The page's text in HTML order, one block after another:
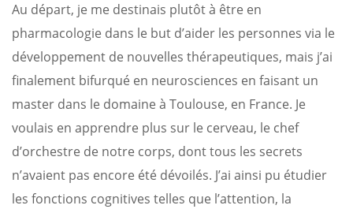
Au départ, je me destinais plutôt à être en
pharmacologie dans le but d’aider les personnes via le
développement de nouvelles thérapeutiques, mais j’ai
finalement bifurqué en neurosciences en faisant un
master dans le domaine à Toulouse, en France. Je
voulais en apprendre plus sur le cerveau, le chef
d’orchestre de notre corps, dont tous les secrets
n’avaient pas encore été dévoilés. J’ai ainsi pu étudier
les fonctions cognitives telles que l’attention, la